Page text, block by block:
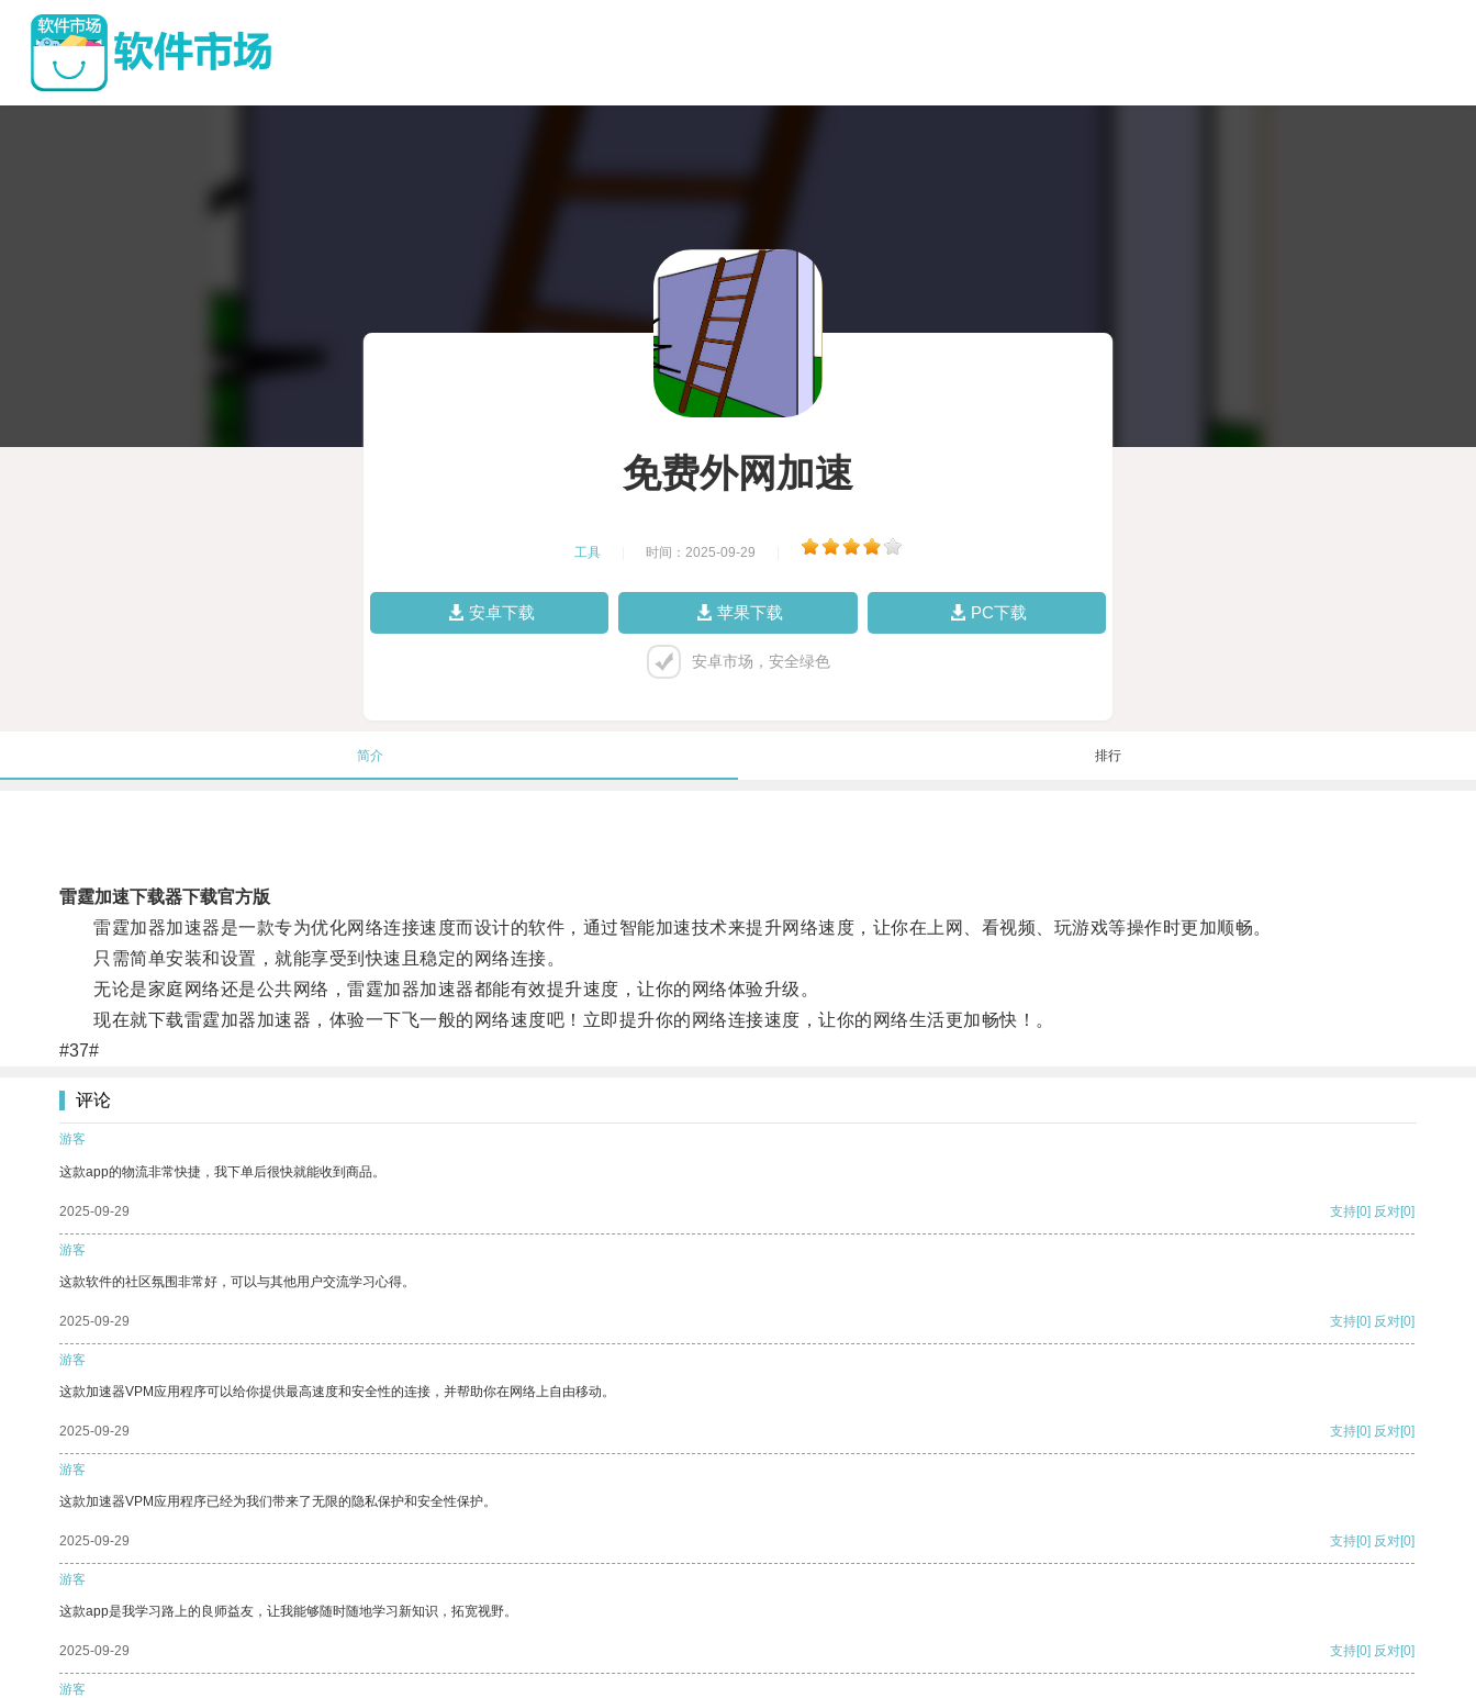
免费外网加速
工具 时间：2025-09-29
安卓下载 苹果下载 PC下载
安卓市场，安全绿色
简介 排行
雷霆加速下载器下载官方版
雷霆加器加速器是一款专为优化网络连接速度而设计的软件，通过智能加速技术来提升网络速度，让你在上网、看视频、玩游戏等操作时更加顺畅。
只需简单安装和设置，就能享受到快速且稳定的网络连接。
无论是家庭网络还是公共网络，雷霆加器加速器都能有效提升速度，让你的网络体验升级。
现在就下载雷霆加器加速器，体验一下飞一般的网络速度吧！立即提升你的网络连接速度，让你的网络生活更加畅快！。
#37#
评论
游客
这款app的物流非常快捷，我下单后很快就能收到商品。
2025-09-29 支持[0] 反对[0]
游客
这款软件的社区氛围非常好，可以与其他用户交流学习心得。
2025-09-29 支持[0] 反对[0]
游客
这款加速器VPM应用程序可以给你提供最高速度和安全性的连接，并帮助你在网络上自由移动。
2025-09-29 支持[0] 反对[0]
游客
这款加速器VPM应用程序已经为我们带来了无限的隐私保护和安全性保护。
2025-09-29 支持[0] 反对[0]
游客
这款app是我学习路上的良师益友，让我能够随时随地学习新知识，拓宽视野。
2025-09-29 支持[0] 反对[0]
游客